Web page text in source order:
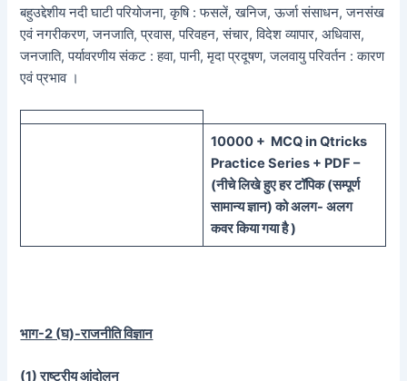
बहुउद्देशीय नदी घाटी परियोजना, कृषि : फसलें, खनिज, ऊर्जा संसाधन, जनसंख
एवं नगरीकरण, जनजाति, प्रवास, परिवहन, संचार, विदेश व्यापार, अधिवास,
जनजाति, पर्यावरणीय संकट : हवा, पानी, मृदा प्रदूषण, जलवायु परिवर्तन : कारण
एवं प्रभाव ।
10000 + MCQ in Qtricks
Practice Series + PDF –
(नीचेलिखे हुएहर टॉपिक(सम्पूर्ण
सामान्य ज्ञान) कोअलग- अलग
कवर किया गया है )
भाग-2 (घ)-राजनीति विज्ञान
(1)राष्ट्रीय आंदोलन